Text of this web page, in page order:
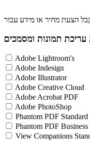
עריכת תמונות ומסמכים
Adobe Lightroom's
Adobe Indesign
Adobe Illustrator
Adobe Creative Cloud
Adobe Acrobat PDF
Adobe PhotoShop
Phantom PDF Standard
Phantom PDF Business
View Companions